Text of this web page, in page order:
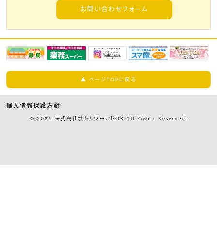
お問い合わせフォーム
▲ ページTOPに戻る
個人情報保護方針
© 2021 株式会社ボトルワールドOK All Rights Reserved.